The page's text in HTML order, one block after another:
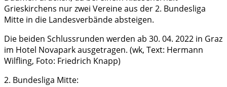
Grieskirchens nur zwei Vereine aus der 2. Bundesliga
Mitte in die Landesverbände absteigen.
Die beiden Schlussrunden werden ab 30. 04. 2022 in Graz
im Hotel Novapark ausgetragen. (wk, Text: Hermann
Wilfling, Foto: Friedrich Knapp)
2. Bundesliga Mitte: